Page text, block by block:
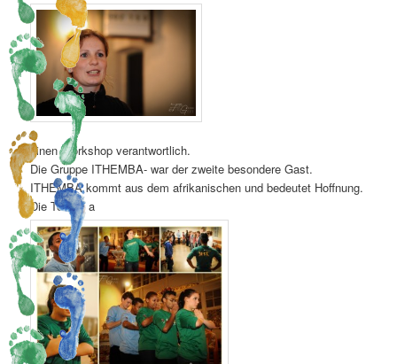
einen Workshop verantwortlich.
Die Gruppe ITHEMBA- war der zweite besondere Gast.
ITHEMBA kommt aus dem afrikanischen und bedeutet Hoffnung.
Die Teams a